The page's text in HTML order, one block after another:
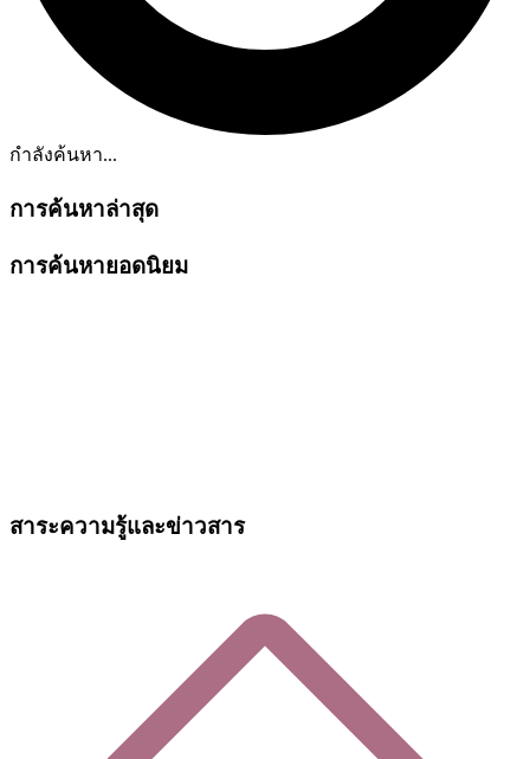
กำลังค้นหา...
การค้นหาล่าสุด
การค้นหายอดนิยม
สาระความรู้และข่าวสาร